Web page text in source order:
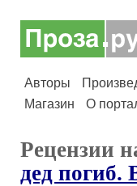
Авторы
Магазин
О
Рецензии
дед погиб.